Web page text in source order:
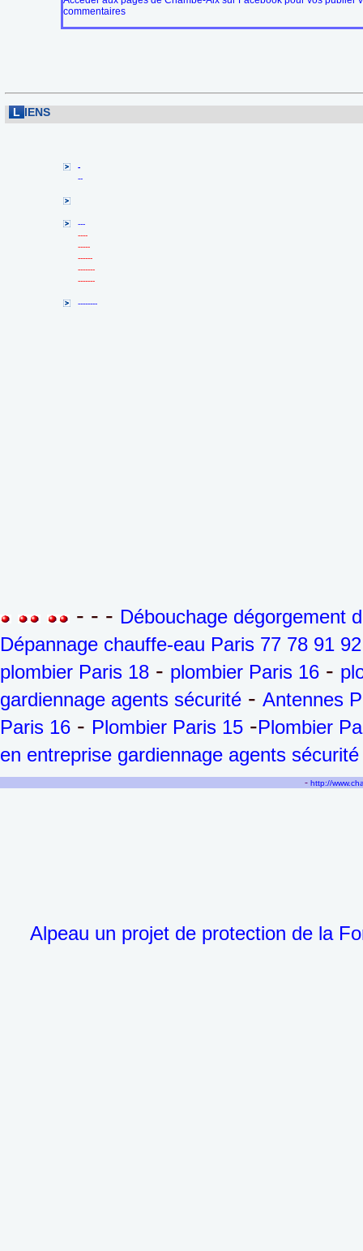
commentaires
L IENS
-
--
---
----
-----
------
-------
-------
--------
- - - Débouchage dégorgement
Dépannage chauffe-eau Paris 77 78 91
plombier Paris 18 - plombier Paris 16 -
gardiennage agents sécurité - Antennes
Paris 16 - Plombier Paris 15 -Plombier
en entreprise gardiennage agents sécurité
-http://
Alpeau un projet de protection de la